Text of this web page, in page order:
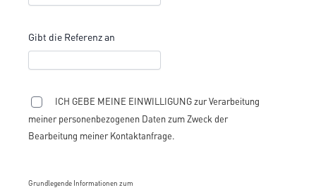
Gibt die Referenz an
ICH GEBE MEINE EINWILLIGUNG zur Verarbeitung
meiner personenbezogenen Daten zum Zweck der
Bearbeitung meiner Kontaktanfrage.
Grundlegende Informationen zum